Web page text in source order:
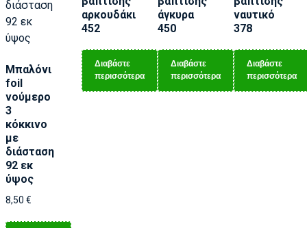
Μπαλόνι
foil
νούμερο
3
κόκκινο
με
διάσταση
92 εκ
ύψος
8,50 €
αρκουδάκι
452
Διαβάστε
περισσότερα
άγκυρα
450
Διαβάστε
περισσότερα
ναυτικό
378
Διαβάστε
περισσότερα